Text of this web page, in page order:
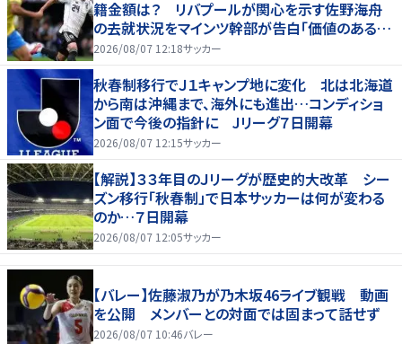
籍金額は？ リバプールが関心を示す佐野海舟
の去就状況をマインツ幹部が告白「価値のあるも
のになる」
2026/08/07 12:18サッカー
秋春制移行でＪ１キャンプ地に変化 北は北海道
から南は沖縄まで、海外にも進出…コンディショ
ン面で今後の指針に Jリーグ７日開幕
2026/08/07 12:15サッカー
【解説】３３年目のＪリーグが歴史的大改革 シー
ズン移行「秋春制」で日本サッカーは何が変わる
のか…７日開幕
2026/08/07 12:05サッカー
【バレー】佐藤淑乃が乃木坂46ライブ観戦 動画
を公開 メンバーとの対面では固まって話せず
2026/08/07 10:46バレー